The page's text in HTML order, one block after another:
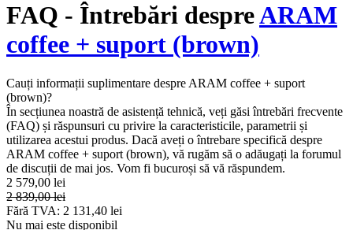
FAQ - Întrebări despreARAM
coffee + suport (brown)
Cauți informații suplimentare despre ARAM coffee + suport
(brown)?
În secțiunea noastră de asistență tehnică, veți găsi întrebări frecvente
(FAQ) și răspunsuri cu privire la caracteristicile, parametrii și
utilizarea acestui produs. Dacă aveți o întrebare specifică despre
ARAM coffee + suport (brown), vă rugăm să o adăugați la forumul
de discuții de mai jos. Vom fi bucuroși să vă răspundem.
2 579,00 lei
2 839,00 lei
Fără TVA: 2 131,40 lei
Nu mai este disponibil